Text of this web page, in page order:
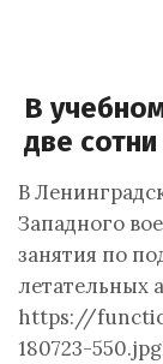
В
две
В
Западного
занятия по
летательных
https://
180723-